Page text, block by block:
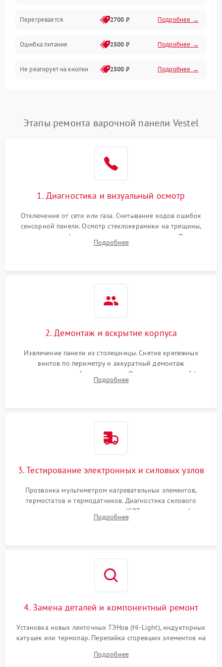
Перегревается 2700 ₽ Подробнее →
Ошибка питания 2500 ₽ Подробнее →
Не реагирует на кнопки 2500 ₽ Подробнее →
Этапы ремонта варочной панели Vestel
1. Диагностика и визуальный осмотр
Отключение от сети или газа. Считывание кодов ошибок
сенсорной панели. Осмотр стеклокерамики на трещины,
проверка конфорок на равномерность нагрева. Опрос
клиента о симптомах (не включается, не видит посуду,
Подробнее
2. Демонтаж и вскрытие корпуса
Извлечение панели из столешницы. Снятие крепежных
винтов по периметру и аккуратный демонтаж
стеклокерамической поверхности. Отсоединение шлейфов
сенсорного блока для доступа к силовым платам, катушкам
Подробнее
3. Тестирование электронных и силовых узлов
Прозвонка мультиметром нагревательных элементов,
термостатов и термодатчиков. Диагностика силового
модуля, реле, диодных мостов и IGBT-транзисторов (для
индукции). Проверка кранов и газ-контроля (для газовых
Подробнее
4. Замена деталей и компонентный ремонт
Установка новых ленточных ТЭНов (Hi-Light), индукторных
катушек или термопар. Перепайка сгоревших элементов на
дорожек. Очистка контактов и замена поврежденной
Подробнее